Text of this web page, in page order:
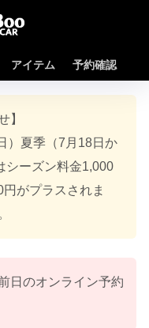
アイテム 予約確認
】
）夏季（7月18日か
シーズン料金1,000
がプラスされま
日のオンライン予約